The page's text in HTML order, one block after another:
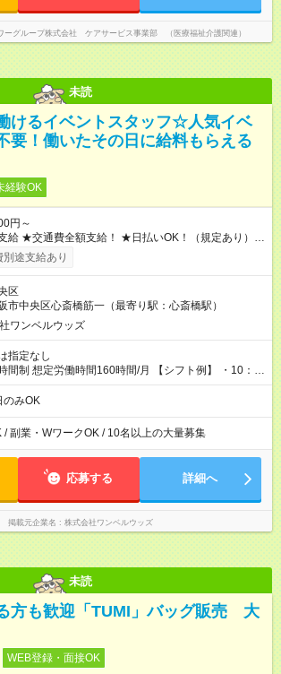
ーグループ株式会社 ケアサービス事業部 （医療福祉介護関連）
未読
けるイベントスタッフ☆人気イベ
要！働いたその日に給料もらえる
経験OK
円～
（規定あり） ┗
日に現金GET♪ お仕事後はコンビニATMから 日払
別途支給あり
区
市中央区心斎橋筋一（最寄り駅：心斎橋駅）
ワンベルウッズ
指定なし
想定労働時間160時間/月 【シフト例】 ・10：
のみOK
/ 副業・WワークOK / 10名以上の大量募集
応募する 詳細へ
掲載元企業名 株式会社ワンベルウッズ
未読
方も歓迎「TUMI」バッグ販売 大
WEB登録・面接OK